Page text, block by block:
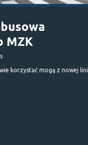
MZK
korzystać mogą z nowej